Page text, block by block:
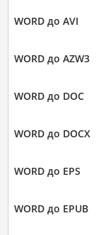
WORD до AVI
WORD до AZW3
WORD до DOC
WORD до DOCX
WORD до EPS
WORD до EPUB